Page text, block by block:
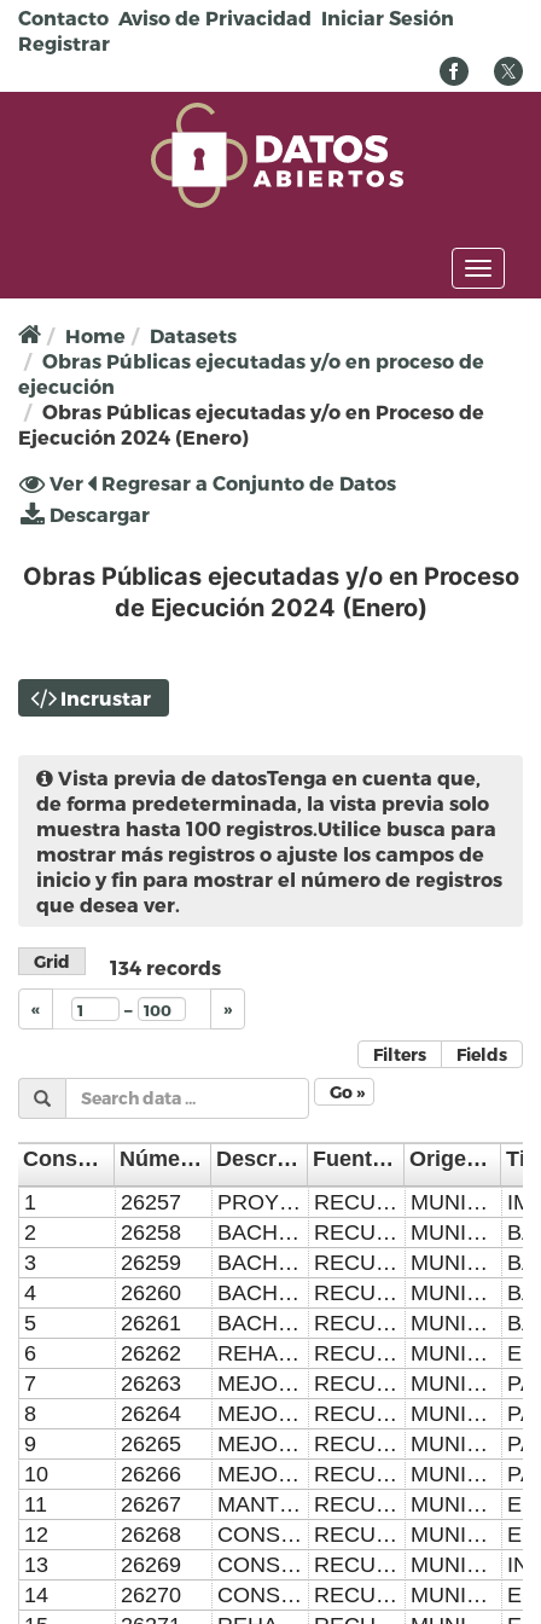
Pasar al contenido principal
Contacto Aviso de Privacidad Iniciar Sesión
Registrar
Toggle
Home
Datasets
Obras Públicas ejecutadas y/o en proceso de
ejecución
Obras Públicas ejecutadas y/o en Proceso de
Ejecución 2024 (Enero)
Solapas principales
Ver (solapa
activa)
Regresar a Conjunto de Datos
Descargar
Obras Públicas ejecutadas y/o en Proceso
de Ejecución 2024 (Enero)
Incrustar
Vista previa de datosTenga en cuenta que,
de forma predeterminada, la vista previa solo
muestra hasta 100 registros.Utilice busca para
mostrar más registros o ajuste los campos de
inicio y fin para mostrar el número de registros
que desea ver.
Grid 134 records
« – »
Filters
Fields
Go »
Consecutivo Número de Obra Descripción de la Obra Fuente de Financiamiento
Origen del Recurso
1
26257 PROYECTO INTEGRAL A PRECIO ALZADO Y TIEMPO DETERMINADO PARA LA IMPLEMENTACIÓN Y PUESTA EN MARCHA DE ELEMENTOS LUMÍNICOS, ACUÁTICOS Y AMBIENTALES EN TRES HITOS DE LA ZONA DE MONUMENTOS DEL CENTRO HISTÓRICO DEL MUNICIPIO DE PUEBLA, UBICADA EN TRES HITOS DE LA ZONA DE MONMENTOS DEL CENTRO HISTÓRICO DEL MUNICIPIO DE PUEBLA RECURSOS PROPIOS REMANENTES 2022
MUNICIPAL
2
26258 BACHEO CON MEZCLA ASFÁLTICA EN CALIENTE 1, 2023, UBICADO EN DIFERENTES CALLES DEL CUADRANTE UNO SUR-ORIENTE DE LA CIUDAD DE PUEBLA, UBICADA EN DIFERENTES CALLES DEL CUADRANTE UNO SUR-ORIENTE DE LA CIUDAD DE PUEBLA RECURSOS PROPIOS REMANENTES 2022
MUNICIPAL
3
26259 BACHEO CON MEZCLA ASFÁLTICA EN CALIENTE 1, 2023, UBICADO EN DIFERENTES CALLES DEL CUADRANTE DOS NOR-ORIENTE DE LA CIUDAD DE PUEBLA, UBICADA EN DIFERENTES CALLES DEL CUADRANTE DOS NOR-ORIENTE DE LA CIUDAD DE PUEBLA, RECURSOS PROPIOS REMANENTES 2022
MUNICIPAL
4
26260 BACHEO CON MEZCLA ASFÁLTICA EN CALIENTE 1, 2023, UBICADO EN DIFERENTES CALLES DEL CUADRANTE TRES NOR-PONIENTE DE LA CIUDAD DE PUEBLA, UBICADA EN DIFERENTES CALLES DEL CUADRANTE TRES NOR-PONIENTE DE LA CIUDAD DE PUEBLA RECURSOS PROPIOS REMANENTES 2022
MUNICIPAL
5
26261 BACHEO CON MEZCLA ASFÁLTICA EN CALIENTE 1, 2022, UBICADO EN DIFERENTES CALLES DEL CUADRANTE TRES NOR-PONIENTE DE LA CIUDAD DE PUEBLA RECURSOS PROPIOS REMANENTES 2022
MUNICIPAL
6
26262 REHABILITACIÓN DE PARQUE SAN BALTAZAR CAMPECHE EN AVENIDA CUE MERLO ENTRE CALLE MIGUEL HIDALGO, PRIVADA VENUSTIANO CARRANZA Y PRIVADA 2 SUR, EN LA JUNTA AUXILIAR SAN BALTAZAR CAMPECHE DEL MUNICIPIO DE PUEBLA , UBICADA EN AVENIDA CUE MERLO ENTRE CALLE MIGUEL HIDALGO, PRIVADA VENUSTIANO CARRANZA Y PRIVADA 2 SUR, EN LA JUNTA AUXILIAR SAN BALTAZAR CAMPECHE DEL MUNICIPIO DE PUEBLA RECURSOS PROPIOS REMANENTES 2022
MUNICIPAL
7
26263 MEJORAMIENTO DE INFRAESTRUCTURA VIAL A NIVEL DE TERRACERÍAS, OBRAS COMPLEMENTARIAS Y ADOCRETO PROGRAMA CONSTRUYENDO CONTIGO 2023, UBICADO EN DIFERENTES CALLES DEL CUADRANTE UNO SUR-ORIENTE DE LA CIUDAD DE PUEBLA RECURSOS PROPIOS REMANENTES 2022
MUNICIPAL
8
26264 MEJORAMIENTO DE INFRAESTRUCTURA VIAL A NIVEL DE TERRACERÍAS, OBRAS COMPLEMENTARIAS Y ADOCRETO PROGRAMA CONSTRUYENDO CONTIGO 2023, UBICADO EN DIFERENTES CALLES DEL CUADRANTE DOS NOR-ORIENTE DE LA CIUDAD DE PUEBLA RECURSOS PROPIOS REMANENTES 2022
MUNICIPAL
9
26265 MEJORAMIENTO DE INFRAESTRUCTURA VIAL A NIVEL DE TERRACERÍAS, OBRAS COMPLEMENTARIAS Y ADOCRETO PROGRAMA CONSTRUYENDO CONTIGO 2023, UBICADO EN DIFERENTES CALLES DEL CUADRANTE TRES NOR-PONIENTE DE LA CIUDAD DE PUEBLA RECURSOS PROPIOS REMANENTES 2022
MUNICIPAL
10
26266 MEJORAMIENTO DE INFRAESTRUCTURA VIAL A NIVEL DE TERRACERÍAS, OBRAS COMPLEMENTARIAS Y ADOCRETO PROGRAMA CONSTRUYENDO CONTIGO 2023, UBICADO EN DIFERENTES CALLES DEL CUADRANTE CUATRO SUR-PONIENTE DE LA CIUDAD DE PUEBLA RECURSOS PROPIOS REMANENTES 2022
MUNICIPAL
11
26267 MANTENIMIENTO Y MEJORAMIENTO DE ACERAS CON HUELLA PODOTÁCTIL, APLICACIÓN DE CAPA DE SACRIFICIO EN INMUEBLES Y MONUMENTOS DEL CENTRO HISTÓRICO 8M Y APLICACIÓN DE PINTURA EN PARAMENTOS 8M, EN ZONA DE MONUMENTOS DEL MUNICIPIO DE PUEBLA RECURSOS PROPIOS
MUNICIPAL
12
26268 CONSTRUCCIÓN DEL PARQUE DEL MIGRANTE EN AVENIDA 5 ORIENTE ENTRE BOULEVARD HÉROES DEL 5 DE MAYO Y CALLE 8 SUR, EN EL BARRIO DE ANALCO DEL MUNICIPIO DE PUEBLA, UBICACIÓN AVENIDA 5 ORIENTE ENTRE BOULEVARD HÉROES DEL 5 DE MAYO Y CALLE 8 SUR, EN EL BARRIO DE ANALCO DEL MUNICIPIO DE PUEBLA RECURSOS PROPIOS REMANENTES 2022
MUNICIPAL
13
26269 CONSTRUCCIÓN DE REDUCTORES DE VELOCIDAD 2023, UBICADO EN DIFERENTES CALLES DE LA CIUDAD DE PUEBLA, UBICACIÓN DIFERENTES CALLES DE LA CIUDAD DE PUEBLA RECURSOS PROPIOS
MUNICIPAL
14
26270 CONSTRUCCIÓN DE CANCHAS DE PÁDEL EN DIFERENTES PARQUES DEL MUNICIPIO DE PUEBLA, UBICACIÓN: DIFERENTES PARQUES DEL MUNICIPIO DE PUEBLA RECURSOS PROPIOS
MUNICIPAL